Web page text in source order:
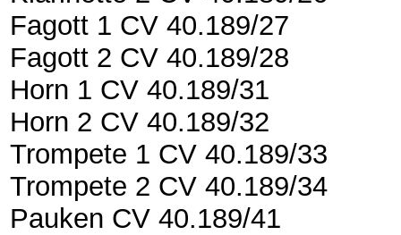
Fagott 1 CV 40.189/27
Fagott 2 CV 40.189/28
Horn 1 CV 40.189/31
Horn 2 CV 40.189/32
Trompete 1 CV 40.189/33
Trompete 2 CV 40.189/34
Pauken CV 40.189/41